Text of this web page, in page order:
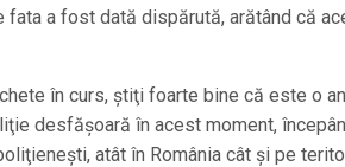
a fost dată dispărută, arătând că
în curs, ştiţi foarte bine că este o
desfăşoară în acest moment,
atât în România cât şi pe